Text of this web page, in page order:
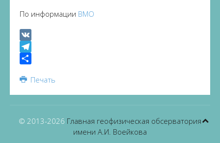
По информации ВМО
VK
Telegram
Печать
© 2013-2026 Главная геофизическая обсерватория
имени А.И. Воейкова